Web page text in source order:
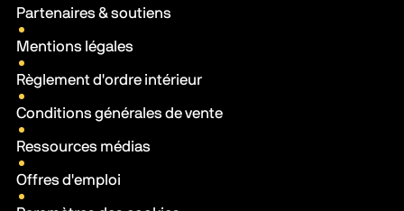
Partenaires & soutiens
Mentions légales
Règlement d'ordre intérieur
Conditions générales de vente
Ressources médias
Offres d'emploi